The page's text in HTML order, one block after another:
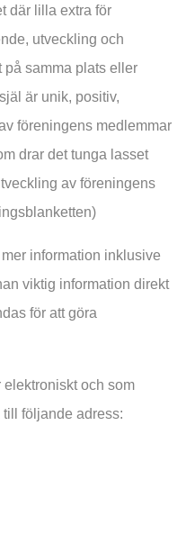
där lilla extra för
utveckling och
på samma plats eller
är unik, positiv,
föreningens medlemmar
drar det tunga lasset
av föreningens
information inklusive
viktig information direkt
för att göra
och som
följande adress: